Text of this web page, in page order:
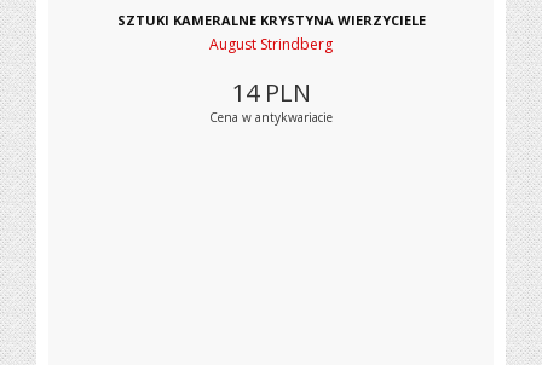
SZTUKI KAMERALNE KRYSTYNA WIERZYCIELE
August Strindberg
14 PLN
Cena w antykwariacie